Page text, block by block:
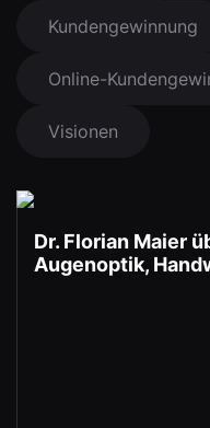
Kundengewinnung
Online-
Visionen
Dr. Florian Maier
Augenoptik,